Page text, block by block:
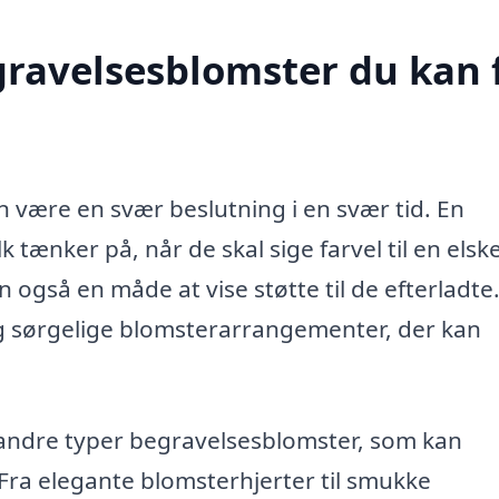
du kan
være en svær beslutning i en svær tid. En
tænker på, når de skal sige farvel til en
også en måde at vise støtte til de
blomsterarrangementer, der kan
typer begravelsesblomster, som kan
elegante blomsterhjerter til smukke